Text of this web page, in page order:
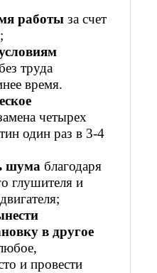
работы за счет
труда
время.
четырех
один раз в 3-4
шума благодаря
глушителя и
в другое
и провести